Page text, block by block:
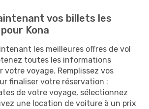
vos billets les
Kona
les meilleures offres de vol
toutes les informations
votre voyage. Remplissez vos
finaliser votre réservation :
de votre voyage, sélectionnez
une location de voiture à un prix